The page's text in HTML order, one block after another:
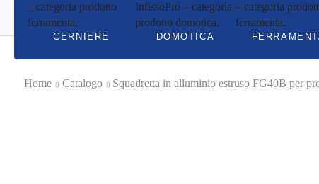
CERNIERE DOMOTICA
Home Catalogo Squadretta in alluminio estruso FG40B per